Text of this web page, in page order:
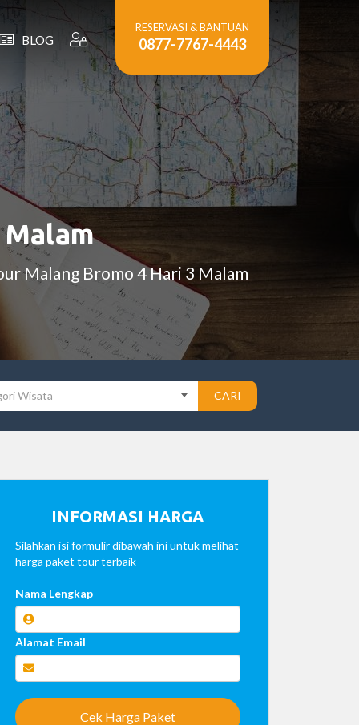
BLOG
RESERVASI & BANTUAN
0877-7767-4443
Malang Bromo 4 Hari 3 Malam
Wisata CARI
INFORMASI HARGA
Silahkan isi formulir dibawah ini untuk melihat
harga paket tour terbaik
Nama Lengkap
Alamat Email
Cek Harga Paket